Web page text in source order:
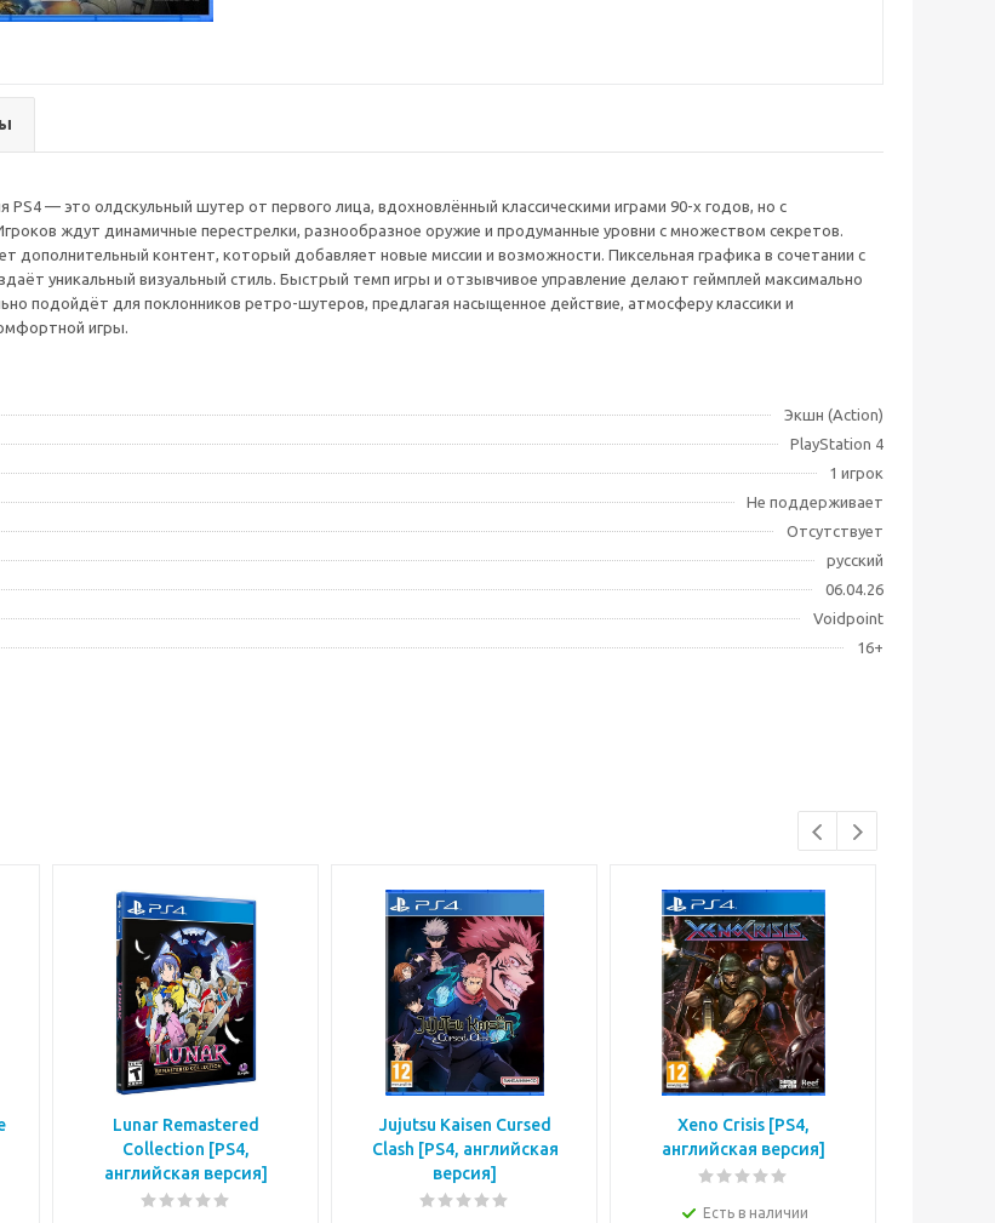
PS4 — это олдскульный шутер от первого лица, вдохновлённый классическими играми 90-х годов, но с
ждут динамичные перестрелки, разнообразное оружие и продуманные уровни с множеством секретов.
дополнительный контент, который добавляет новые миссии и возможности. Пиксельная графика в сочетании с
уникальный визуальный стиль. Быстрый темп игры и отзывчивое управление делают геймплей максимально
подойдёт для поклонников ретро-шутеров, предлагая насыщенное действие, атмосферу классики и
игры.
Экшн (Action)
PlayStation 4
1 игрок
Не поддерживает
Отсутствует
русский
06.04.26
Voidpoint
16+
Lunar Remastered
Collection [PS4,
английская версия]
Jujutsu Kaisen Cursed
Clash [PS4, английская
версия]
Xeno Crisis [PS4,
английская версия]
Есть в наличии